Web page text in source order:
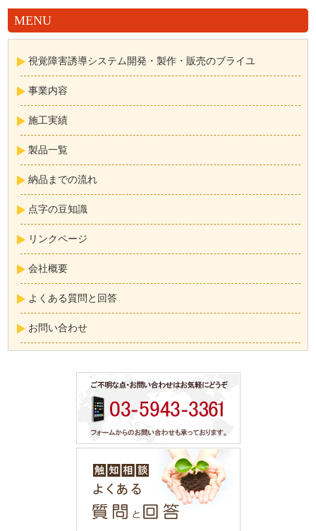
MENU
視覚障害誘導システム開発・製作・販売のブライユ
事業内容
施工実績
製品一覧
納品までの流れ
点字の豆知識
リンクページ
会社概要
よくある質問と回答
お問い合わせ